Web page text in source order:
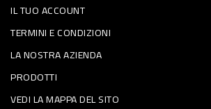
PIATTI
PRONTI
E
CONDIMENTI
IL TUO ACCOUNT
TERMINI E CONDIZIONI
LA NOSTRA AZIENDA
PRODOTTI
VEDI LA MAPPA DEL SITO